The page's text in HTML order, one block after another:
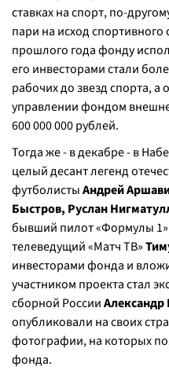
ставках на спорт, по-
пари на исход
прошлого года фонду
его инвесторами стали
рабочих до звезд спорта,
управлении фондом
600 000 000 рублей.
Тогда же - в декабре - в
целый десант легенд
футболистыАндрей
Быстров, Руслан
бывший пилот «Формулы 1»
телеведущий «Матч ТВ»
инвесторами фонда и
участником проекта стал
сборной России
опубликовали на своих
фотографии, на которых
фонда.